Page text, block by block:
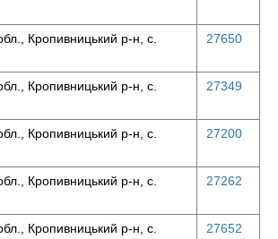
Кропивницький р-н, с.
27650
Кропивницький р-н, с.
27349
Кропивницький р-н, с.
27200
Кропивницький р-н, с.
27262
Кропивницький р-н, с.
27652